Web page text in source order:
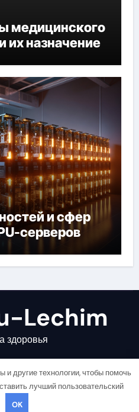
медицинского
их назначение
и сфер
серверов
Lechim
здоровья
|
и другие технологии, чтобы помочь
лучший пользовательский
OK